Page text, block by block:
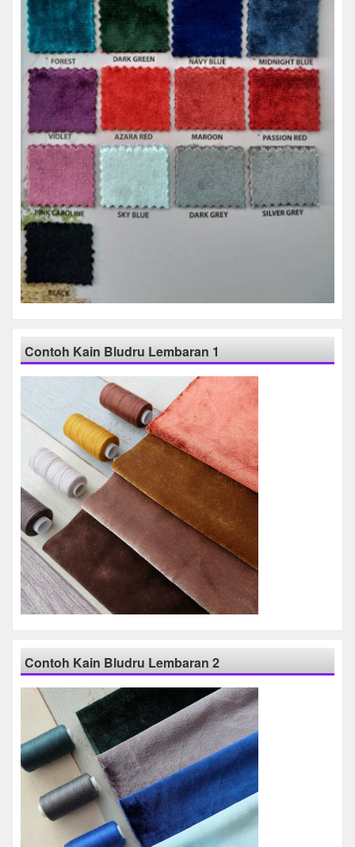
Contoh Kain Bludru Lembaran 1
Contoh Kain Bludru Lembaran 2